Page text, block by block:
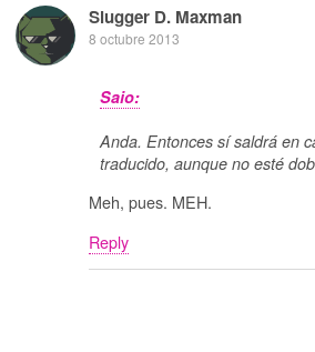
Slugger D. Maxman
8 octubre 2013
Saio:
Anda. Entonces sí saldrá en
traducido, aunque no esté
Meh, pues. MEH.
Reply